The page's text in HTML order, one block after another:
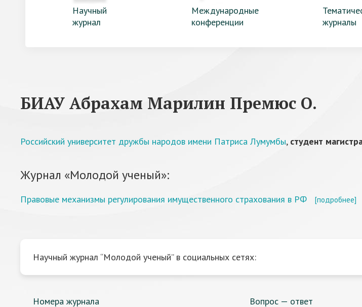
Научный
журнал
Международные
конференции
журналы
БИАУ Абрахам Марилин Премюс О.
Российский университет дружбы народов имени Патриса Лумумбы, студент
Журнал «Молодой ученый»:
Правовые механизмы регулирования имущественного страхования в РФ [подробнее]
Научный журнал “Молодой ученый” в социальных сетях:
Номера журнала Вопрос — ответ